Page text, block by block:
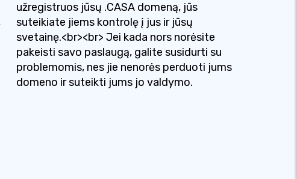
užregistruos jūsų .CASA domeną, jūs
suteikiate jiems kontrolę į jus ir jūsų
svetainę.<br><br> Jei kada nors norėsite
pakeisti savo paslaugą, galite susidurti su
problemomis, nes jie nenorės perduoti jums
domeno ir suteikti jums jo valdymo.